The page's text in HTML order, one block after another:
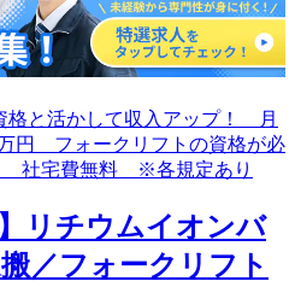
】リチウムイオンバ
／フォークリフト